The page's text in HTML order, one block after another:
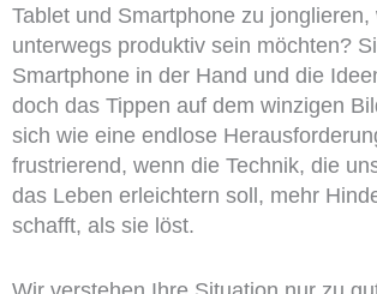
Tablet und Smartphone zu jonglieren,
unterwegs produktiv sein möchten?
Smartphone in der Hand und die
doch das Tippen auf dem winzigen
sich wie eine endlose
frustrierend, wenn die Technik, die
das Leben erleichtern soll, mehr
schafft, als sie löst.